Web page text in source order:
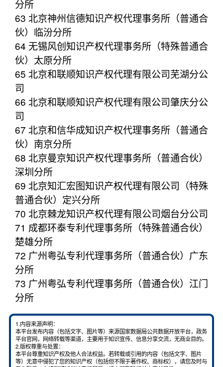
分所
63 北京神州信德知识产权代理事务所（普通合
伙）临汾分所
64 无锡风创知识产权代理事务所（特殊普通合
伙）太原分所
65 北京和联顺知识产权代理有限公司芜湖分公
司
66 北京和联顺知识产权代理有限公司肇庆分公
司
67 北京和信华成知识产权代理事务所（普通合
伙）南京分所
68 北京曼京知识产权代理事务所（普通合伙）
深圳分所
69 北京知汇宏图知识产权代理有限公司（特殊
普通合伙）定兴分所
70 北京棘龙知识产权代理有限公司烟台分公司
71 成都环泰专利代理事务所（特殊普通合伙）
楚雄分所
72 广州粤弘专利代理事务所（普通合伙）广东
分所
73 广州粤弘专利代理事务所（普通合伙）江门
分所
1.内容来源声明：
本平台发布内容（包括文字、图片等）来源国家数据局公共数据开放平台，政务
平台官网，网络转载等渠道，主要用于知识宣传、信息分享交流，无商业目的。
2.版权尊重与处置：
本平台尊重知识产权及他人合法权益。若转载或引用的内容（包括文字、图片
等）无意中侵犯了您的知识产权（包括但不限于著作权、商标权），请您及时与